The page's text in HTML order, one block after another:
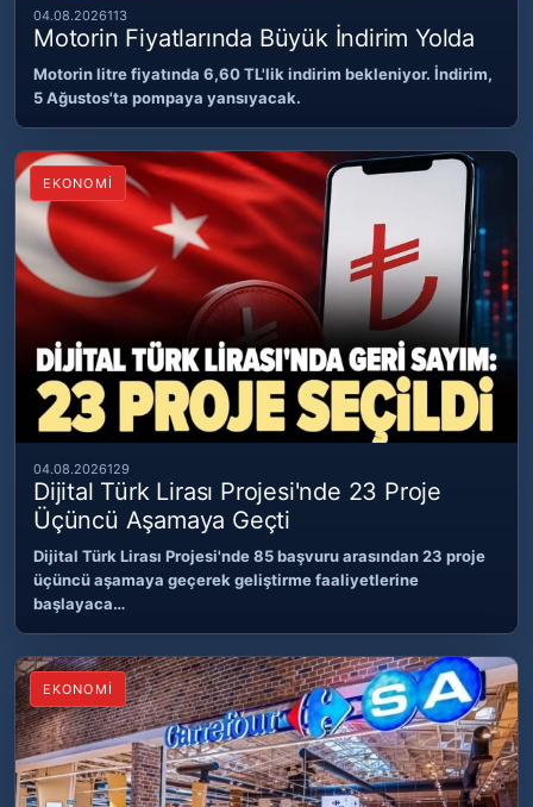
04.08.2026113
Motorin Fiyatlarında Büyük İndirim Yolda
Motorin litre fiyatında 6,60 TL'lik indirim bekleniyor. İndirim,
5 Ağustos'ta pompaya yansıyacak.
EKONOMİ
04.08.2026129
Dijital Türk Lirası Projesi'nde 23 Proje
Üçüncü Aşamaya Geçti
Dijital Türk Lirası Projesi'nde 85 başvuru arasından 23 proje
üçüncü aşamaya geçerek geliştirme faaliyetlerine
başlayaca…
EKONOMİ